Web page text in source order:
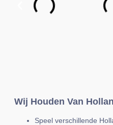
Wij Houden Van
Speel verschillende